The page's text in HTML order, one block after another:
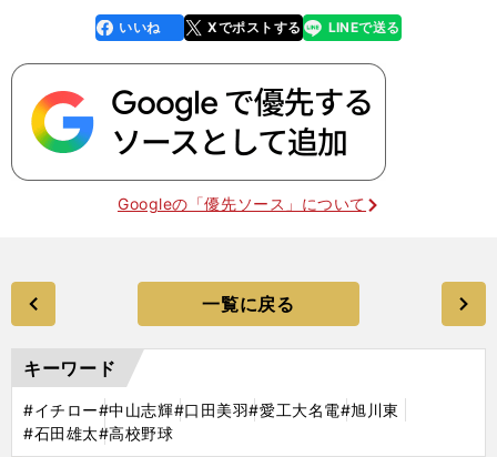
faceboo
k
いいね Xでポストする
line LINEで送る
Googleの「優先ソース」について
一覧に戻る
キーワード
#イチロー#中山志輝#口田美羽#愛工大名電#旭川東
#石田雄太#高校野球